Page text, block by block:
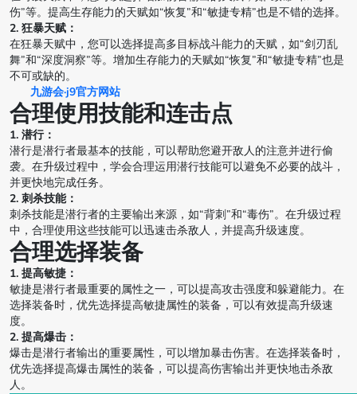
伤”等。提高生存能力的天赋如“恢复”和“敏捷专精”也是不错的选择。
2. 狂暴天赋：
在狂暴天赋中，您可以选择提高多目标战斗能力的天赋，如“剑刃乱
舞”和“深度洞察”等。增加生存能力的天赋如“恢复”和“敏捷专精”也是
不可或缺的。
九游会·j9官方网站
合理使用技能和连击点
1. 潜行：
潜行是潜行者最基本的技能，可以帮助您避开敌人的注意并进行偷
袭。在升级过程中，学会合理运用潜行技能可以避免不必要的战斗，
并更快地完成任务。
2. 刺杀技能：
刺杀技能是潜行者的主要输出来源，如“背刺”和“毒伤”。在升级过程
中，合理使用这些技能可以迅速击杀敌人，并提高升级速度。
合理选择装备
1. 提高敏捷：
敏捷是潜行者最重要的属性之一，可以提高攻击强度和躲避能力。在
选择装备时，优先选择提高敏捷属性的装备，可以有效提高升级速
度。
2. 提高爆击：
爆击是潜行者输出的重要属性，可以增加暴击伤害。在选择装备时，
优先选择提高爆击属性的装备，可以提高伤害输出并更快地击杀敌
人。